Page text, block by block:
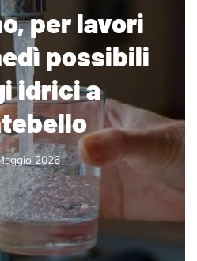
per lavori
possibili
idrici a
2026